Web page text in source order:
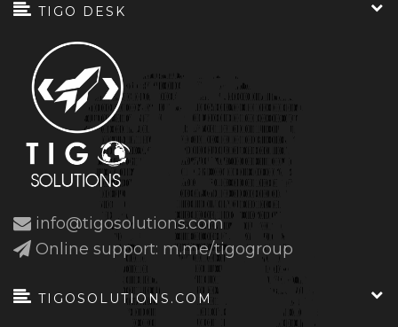
TIGO DESK
info@tigosolutions.com
Online support: m.me/tigogroup
TIGOSOLUTIONS.COM